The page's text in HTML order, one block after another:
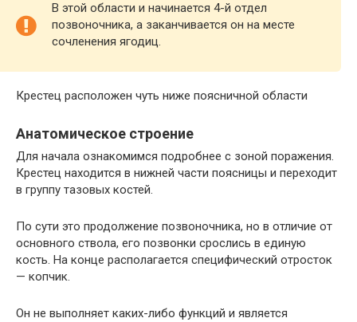
В этой области и начинается 4-й отдел
позвоночника, а заканчивается он на месте
сочленения ягодиц.
Крестец расположен чуть ниже поясничной области
Анатомическое строение
Для начала ознакомимся подробнее с зоной поражения.
Крестец находится в нижней части поясницы и переходит
в группу тазовых костей.
По сути это продолжение позвоночника, но в отличие от
основного ствола, его позвонки срослись в единую
кость. На конце располагается специфический отросток
— копчик.
Он не выполняет каких-либо функций и является